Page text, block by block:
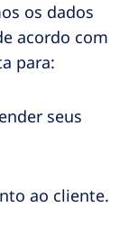
os dados
acordo com
para:
seus
ao cliente.